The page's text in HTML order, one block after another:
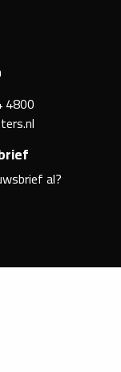
4800
al?